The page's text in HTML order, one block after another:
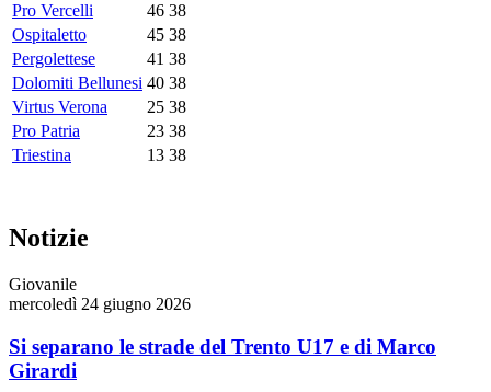
Pro Vercelli
46 38
Ospitaletto
45 38
Pergolettese
41 38
Dolomiti Bellunesi 40 38
Virtus Verona
25 38
Pro Patria
23 38
Triestina
13 38
Notizie
Giovanile
mercoledì 24 giugno 2026
Si separano le strade del Trento U17 e di Marco
Girardi